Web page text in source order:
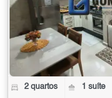
2 quartos 1 suíte